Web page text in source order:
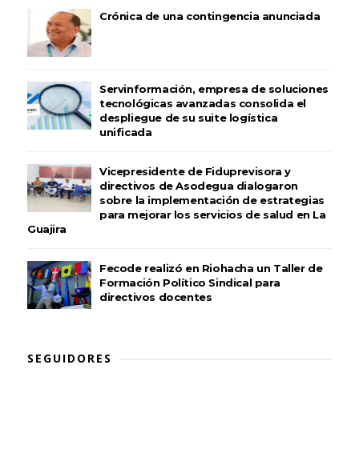
Crónica de una contingencia anunciada
Servinformación, empresa de soluciones
tecnológicas avanzadas consolida el
despliegue de su suite logística
unificada
Vicepresidente de Fiduprevisora y
directivos de Asodegua dialogaron
sobre la implementación de estrategias
para mejorar los servicios de salud en La
Guajira
Fecode realizó en Riohacha un Taller de
Formación Político Sindical para
directivos docentes
SEGUIDORES